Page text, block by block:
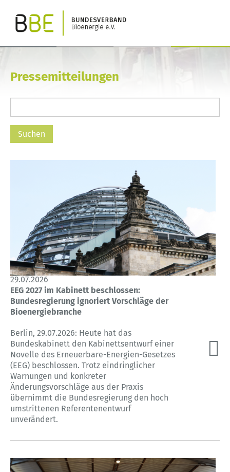
Pressemitteilungen
29.07.2026
EEG 2027 im Kabinett beschlossen:
Bundesregierung ignoriert Vorschläge der
Bioenergiebranche
Berlin, 29.07.2026: Heute hat das
Bundeskabinett den Kabinettsentwurf einer
Novelle des Erneuerbare-Energien-Gesetzes
(EEG) beschlossen. Trotz eindringlicher
Warnungen und konkreter
Änderungsvorschläge aus der Praxis
übernimmt die Bundesregierung den hoch
umstrittenen Referentenentwurf
unverändert.